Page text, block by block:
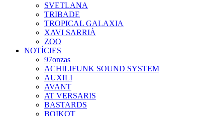
SVETLANA
TRIBADE
TROPICAL GALAXIA
XAVI SARRIÀ
ZOO
NOTÍCIES
97onzas
ACHILIFUNK SOUND SYSTEM
AUXILI
AVANT
AT VERSARIS
BASTARDS
BOIKOT